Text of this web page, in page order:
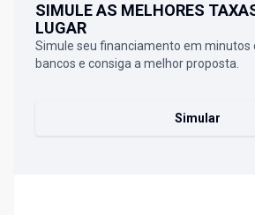
SIMULE AS MELHORES
LUGAR
Simule seu financiamento em minutos
bancos e consiga a melhor proposta.
Simular